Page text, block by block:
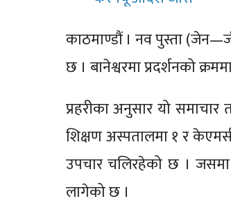
काठमाण्डौं । नव पुस्ता
छ । बानेश्वरमा प्रदर्शनको
प्रहरीका अनुसार यो समाचार
शिक्षण अस्पतालमा १ र
उपचार चलिरहेको छ ।
लागेको छ ।